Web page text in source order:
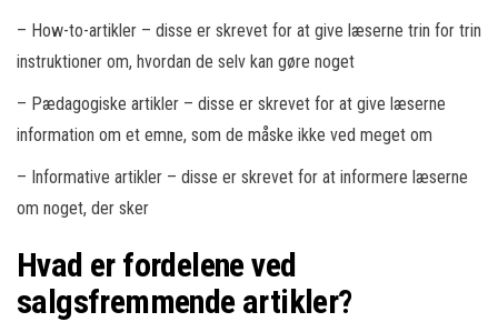
– How-to-artikler – disse er skrevet for at give læserne trin for trin
instruktioner om, hvordan de selv kan gøre noget
– Pædagogiske artikler – disse er skrevet for at give læserne
information om et emne, som de måske ikke ved meget om
– Informative artikler – disse er skrevet for at informere læserne
om noget, der sker
Hvad er fordelene ved
salgsfremmende artikler?